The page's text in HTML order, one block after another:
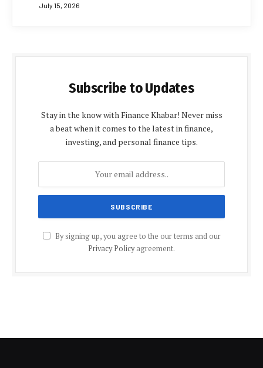
July 15, 2026
Subscribe to Updates
Stay in the know with Finance Khabar! Never miss
a beat when it comes to the latest in finance,
investing, and personal finance tips.
By signing up, you agree to the our terms and our
Privacy Policyagreement.